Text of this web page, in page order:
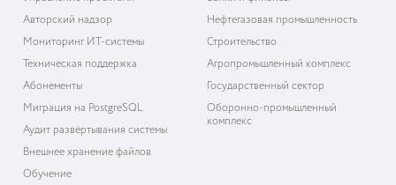
Авторский надзор
Мониторинг ИТ-системы
Техническая поддержка
Абонементы
Миграция на PostgreSQL
Аудит развёртывания системы
Внешнее хранение файлов
Обучение
Нефтегазовая промышленность
Строительство
Агропромышленный комплекс
Государственный сектор
Оборонно-промышленный
комплекс